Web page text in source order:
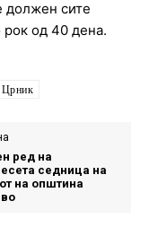
должен сите
рок од 40 дена.
Црник
ред на
седница на
на општина